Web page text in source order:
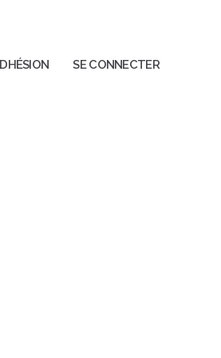
SE CONNECTER